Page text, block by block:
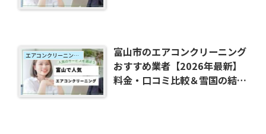
エアコンクリーニング地域別おすすめ
富山市のエアコンクリーニング
おすすめ業者【2026年最新】
料金・口コミ比較＆雪国の結